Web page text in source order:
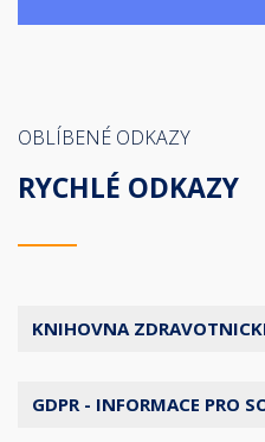
OBLÍBENÉ ODKAZY
RYCHLÉ ODKAZY
KNIHOVNA
GDPR - INFORMACE PRO